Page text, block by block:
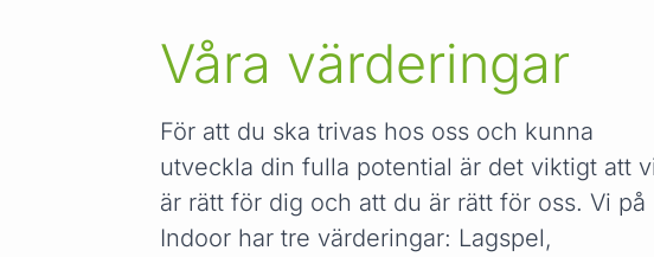
Våra värderingar
För att du ska trivas hos oss och kunna
utveckla din fulla potential är det viktigt att
är rätt för dig och att du är rätt för oss. Vi på
Indoor har tre värderingar: Lagspel,